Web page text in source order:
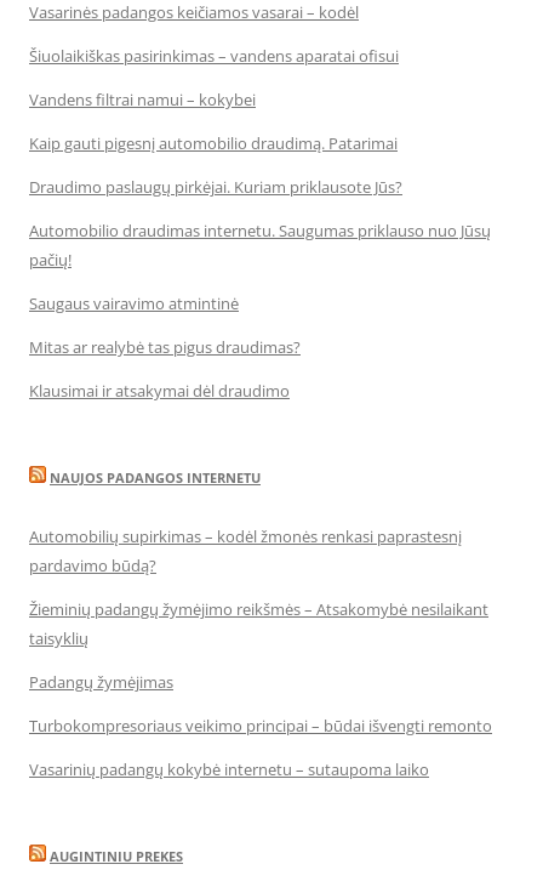
Vasarinės padangos keičiamos vasarai – kodėl
Šiuolaikiškas pasirinkimas – vandens aparatai ofisui
Vandens filtrai namui – kokybei
Kaip gauti pigesnį automobilio draudimą. Patarimai
Draudimo paslaugų pirkėjai. Kuriam priklausote Jūs?
Automobilio draudimas internetu. Saugumas priklauso nuo Jūsų
pačių!
Saugaus vairavimo atmintinė
Mitas ar realybė tas pigus draudimas?
Klausimai ir atsakymai dėl draudimo
NAUJOS PADANGOS INTERNETU
Automobilių supirkimas – kodėl žmonės renkasi paprastesnį
pardavimo būdą?
Žieminių padangų žymėjimo reikšmės – Atsakomybė nesilaikant
taisyklių
Padangų žymėjimas
Turbokompresoriaus veikimo principai – būdai išvengti remonto
Vasarinių padangų kokybė internetu – sutaupoma laiko
AUGINTINIU PREKES